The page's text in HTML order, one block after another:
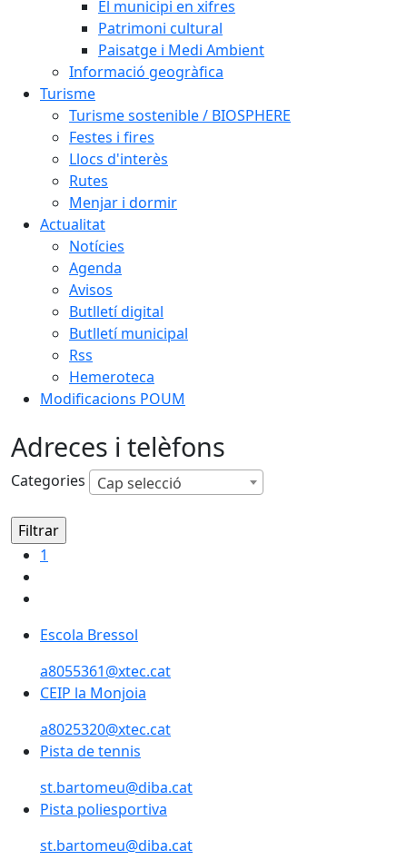
El municipi en xifres
Patrimoni cultural
Paisatge i Medi Ambient
Informació geogràfica
Turisme
Turisme sostenible / BIOSPHERE
Festes i fires
Llocs d'interès
Rutes
Menjar i dormir
Actualitat
Notícies
Agenda
Avisos
Butlletí digital
Butlletí municipal
Rss
Hemeroteca
Modificacions POUM
Adreces i telèfons
Categories Cap selecció
1
Escola Bressol
Escola Bressol
a8055361@xtec.cat
CEIP la Monjoia
CEIP la Monjoia
a8025320@xtec.cat
Pista de tennis
Pista de tennis
st.bartomeu@diba.cat
Pista poliesportiva
Pista poliesportiva
st.bartomeu@diba.cat